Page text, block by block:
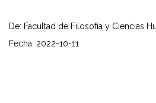
De: Facultad de Filosofía y Ciencias
Fecha: 2022-10-11